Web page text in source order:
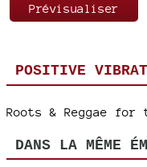
POSITIVE
Roots & Reggae for
DANS LA MÊME